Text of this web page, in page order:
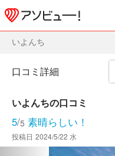
いよんち
口コミ詳細
いよんちの口コミ
5/5 素晴らしい！
投稿日 2024/5/22 水